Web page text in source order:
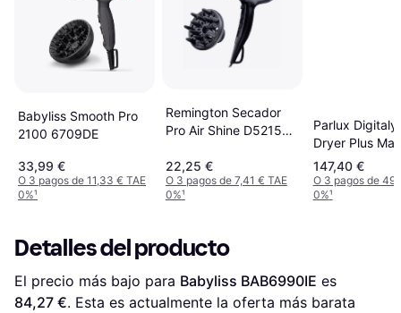
Babyliss Smooth Pro
2100 6709DE
33,99 €
O 3 pagos de 11,33 € TAE
0%¹
Remington Secador
Pro Air Shine D5215
22,25 €
O 3 pagos de 7,41 € TAE
0%¹
Parlux
Dryer Plus
Sense Diffuser
147,40 €
O 3 pagos de
0%¹
Detalles del producto
El precio más bajo para Babyliss BAB6990IE
84,27 €. Esta es actualmente la oferta más barata